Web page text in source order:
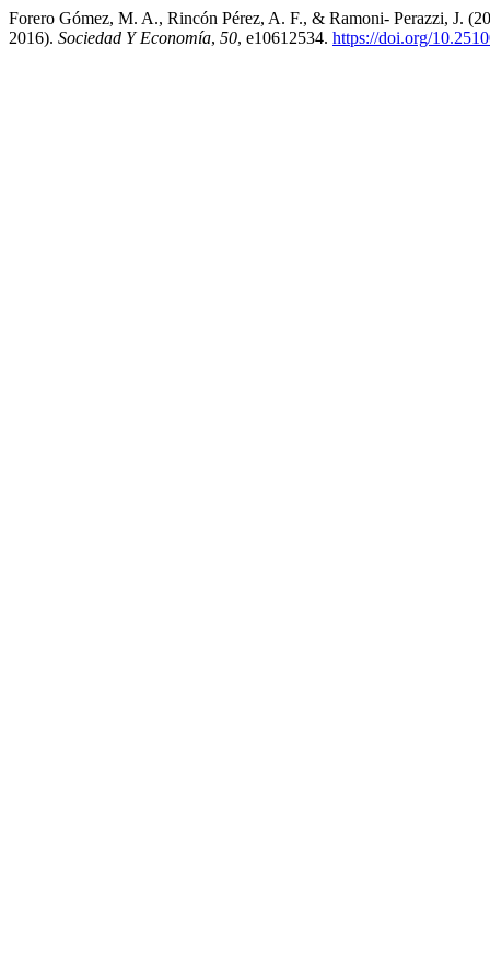
Forero Gómez, M. A., Rincón Pérez, A. F., & Ramoni- Perazzi, J.
2016). Sociedad Y Economía, 50, e10612534. https://doi.org/